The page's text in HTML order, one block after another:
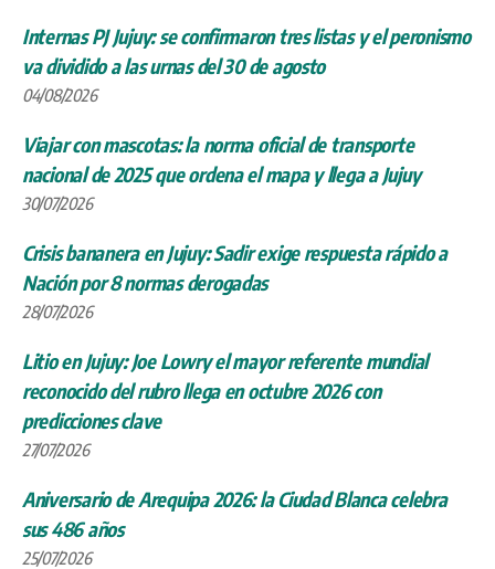
Internas PJ Jujuy: se confirmaron tres listas y el peronismo
va dividido a las urnas del 30 de agosto
04/08/2026
Viajar con mascotas: la norma oficial de transporte
nacional de 2025 que ordena el mapa y llega a Jujuy
30/07/2026
Crisis bananera en Jujuy: Sadir exige respuesta rápido a
Nación por 8 normas derogadas
28/07/2026
Litio en Jujuy: Joe Lowry el mayor referente mundial
reconocido del rubro llega en octubre 2026 con
predicciones clave
27/07/2026
Aniversario de Arequipa 2026: la Ciudad Blanca celebra
sus 486 años
25/07/2026